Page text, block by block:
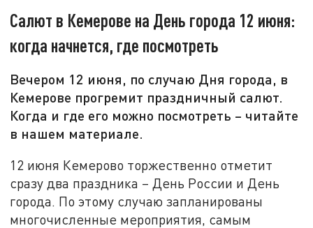
Салют в Кемерове на День города 12 июня:
когда начнется, где посмотреть
Вечером 12 июня, по случаю Дня города, в
Кемерове прогремит праздничный салют.
Когда и где его можно посмотреть – читайте
в нашем материале.
12 июня Кемерово торжественно отметит
сразу два праздника – День России и День
города. По этому случаю запланированы
многочисленные мероприятия, самым